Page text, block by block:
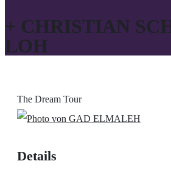
+ CHRISTIAN
LOH
The Dream Tour
Details